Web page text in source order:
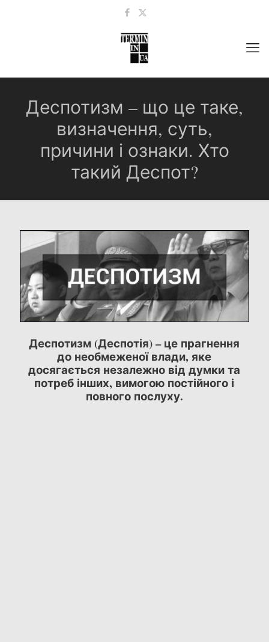
Деспотизм – що це таке,
визначення, суть,
причини і ознаки. Хто
такий Деспот?
Деспотизм (Деспотія) – це прагнення
до необмеженої влади, яке
досягається незалежно від думки та
потреб інших, вимогою постійного і
повного послуху.